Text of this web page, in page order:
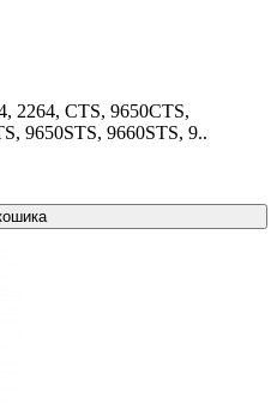
2264, CTS, 9650CTS,
9650STS, 9660STS, 9..